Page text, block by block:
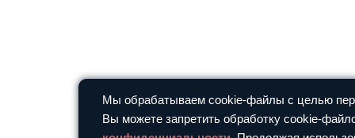
Мы обрабатываем cookie-файлы с целью
Вы можете запретить обработку cookie-